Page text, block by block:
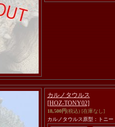
カルノタウルス
[HOZ-TONY02]
18,500円(税込) [在庫なし]
カルノタウルス原型：トニ